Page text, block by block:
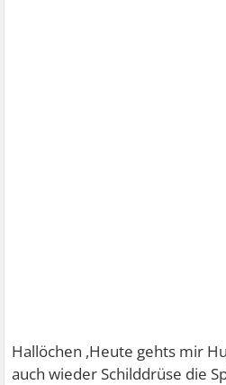
Hallöchen ,Heute gehts mir
auch wieder Schilddrüse die